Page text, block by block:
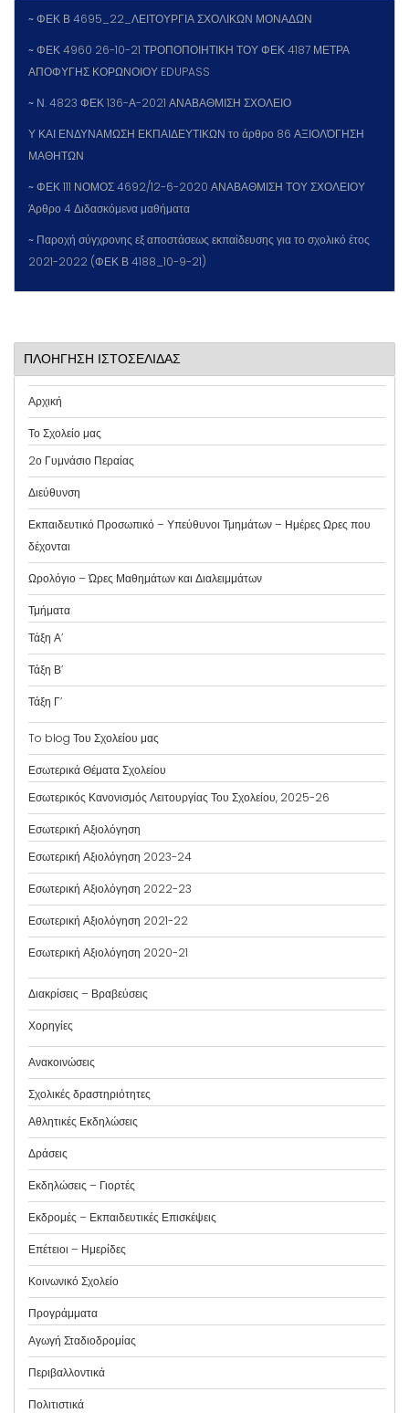
~ΦΕΚ Β 4695_22_ΛΕΙΤΟΥΡΓΙΑ ΣΧΟΛΙΚΩΝ ΜΟΝΑΔΩΝ
~ΦΕΚ 4960 26-10-21 ΤΡΟΠΟΠΟΙΗΤΙΚΗ ΤΟΥ ΦΕΚ 4187 ΜΕΤΡΑ
ΑΠΟΦΥΓΗΣ ΚΟΡΩΝΟΙΟΥ EDUPASS
~ Ν. 4823 ΦΕΚ 136-Α-2021 ΑΝΑΒΑΘΜΙΣΗ ΣΧΟΛΕΙΟ
Υ ΚΑΙ ΕΝΔΥΝΑΜΩΣΗ ΕΚΠΑΙΔΕΥΤΙΚΩΝ το άρθρο 86 ΑΞΙΟΛΌΓΗΣΗ
ΜΑΘΗΤΩΝ
~ΦΕΚ 111 ΝΟΜΟΣ 4692/12-6-2020 ΑΝΑΒΑΘΜΙΣΗ ΤΟΥ ΣΧΟΛΕΙΟΥ
Άρθρο 4 Διδασκόμενα μαθήματα
~ Παροχή σύγχρονης εξ αποστάσεως εκπαίδευσης για το σχολικό έτος
2021-2022 (ΦΕΚ Β 4188_10-9-21)
ΠΛΟΗΓΗΣΗ ΙΣΤΟΣΕΛΙΔΑΣ
Αρχική
Το Σχολείο μας
2ο Γυμνάσιο Περαίας
Διεύθυνση
Εκπαιδευτικό Προσωπικό – Υπεύθυνοι Τμημάτων – Ημέρες Ωρες που
δέχονται
Ωρολόγιο – Ώρες Μαθημάτων και Διαλειμμάτων
Τμήματα
Τάξη Α’
Τάξη Β’
Τάξη Γ’
To blog Του Σχολείου μας
Εσωτερικά Θέματα Σχολείου
Εσωτερικός Κανονισμός Λειτουργίας Του Σχολείου, 2025-26
Εσωτερική Αξιολόγηση
Εσωτερική Αξιολόγηση 2023-24
Εσωτερική Αξιολόγηση 2022-23
Εσωτερική Αξιολόγηση 2021-22
Εσωτερική Αξιολόγηση 2020-21
Διακρίσεις – Βραβεύσεις
Χορηγίες
Ανακοινώσεις
Σχολικές δραστηριότητες
Αθλητικές Εκδηλώσεις
Δράσεις
Εκδηλώσεις – Γιορτές
Εκδρομές – Εκπαιδευτικές Επισκέψεις
Επέτειοι – Ημερίδες
Κοινωνικό Σχολείο
Προγράμματα
Αγωγή Σταδιοδρομίας
Περιβαλλοντικά
Πολιτιστικά